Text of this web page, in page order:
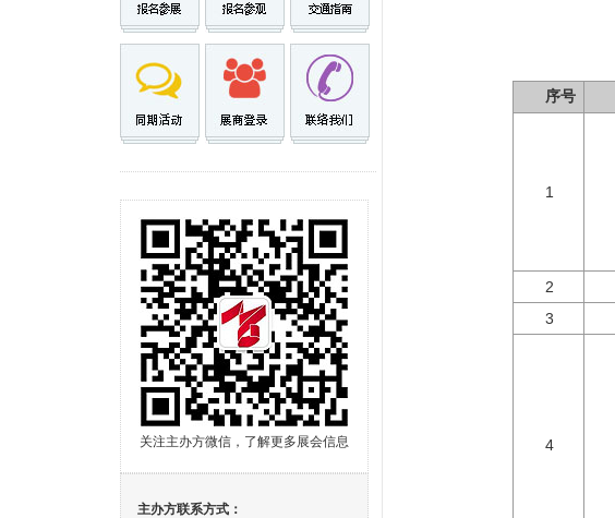
关注主办方微信，了解更多展会信息
主办方联系方式：
序号
1
2
3
4